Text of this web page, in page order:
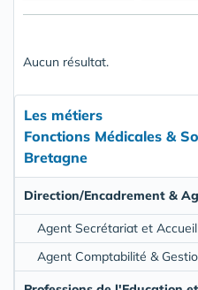
Aucun résultat.
Les métiers
Fonctions Médicales &
Bretagne
Direction/Encadrement &
Agent Secrétariat et Accueil
Agent Comptabilité &